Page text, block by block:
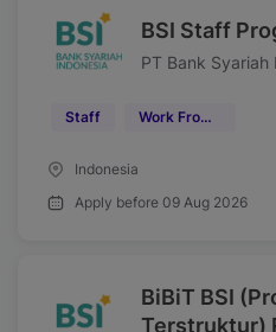
BSI Staff
PT Bank
Staff Work From Office (WFO)
Indonesia
Apply before 09 Aug 2026
BiBiT BSI
Terstruktur)